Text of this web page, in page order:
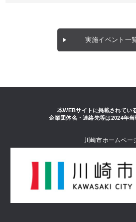
実施イベント一
本WEBサイトに掲載されてい
企業団体名・連絡先等は2024年当
川崎市ホームペー